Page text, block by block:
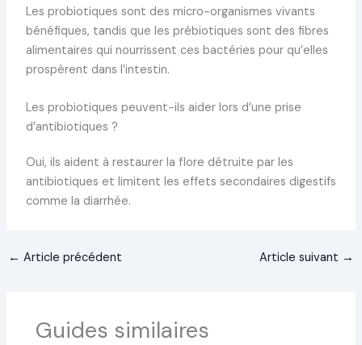
Les probiotiques sont des micro-organismes vivants
bénéfiques, tandis que les prébiotiques sont des fibres
alimentaires qui nourrissent ces bactéries pour qu’elles
prospèrent dans l’intestin.
Les probiotiques peuvent-ils aider lors d’une prise
d’antibiotiques ?
Oui, ils aident à restaurer la flore détruite par les
antibiotiques et limitent les effets secondaires digestifs
comme la diarrhée.
← Article précédent Article suivant →
Guides similaires